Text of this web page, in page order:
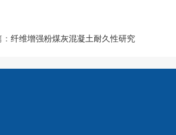
纤维增强粉煤灰混凝土耐久性研究